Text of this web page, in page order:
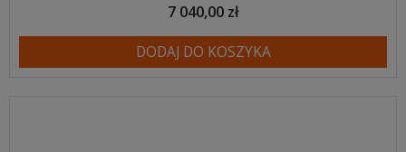
7 040,00 zł
DODAJ DO KOSZYKA